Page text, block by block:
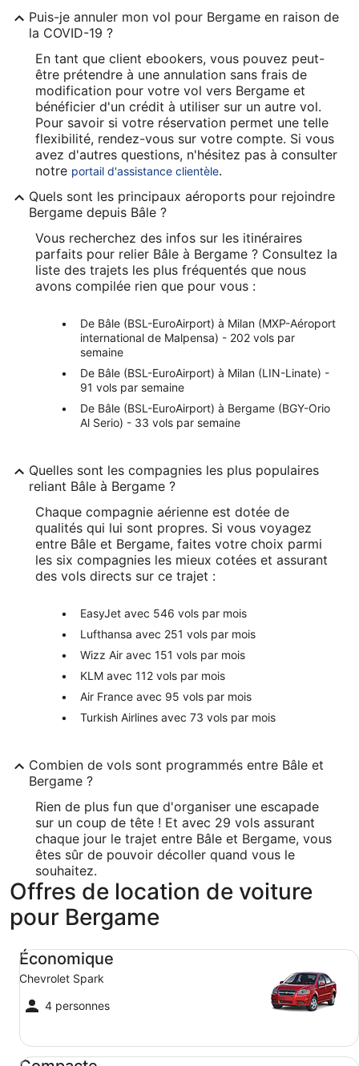
Puis-je annuler mon vol pour Bergame en raison de
la COVID-19 ?
En tant que client ebookers, vous pouvez peut-
être prétendre à une annulation sans frais de
modification pour votre vol vers Bergame et
bénéficier d'un crédit à utiliser sur un autre vol.
Pour savoir si votre réservation permet une telle
flexibilité, rendez-vous sur votre compte. Si vous
avez d'autres questions, n'hésitez pas à consulter
notre portail d'assistance clientèle.
Quels sont les principaux aéroports pour rejoindre
Bergame depuis Bâle ?
Vous recherchez des infos sur les itinéraires
parfaits pour relier Bâle à Bergame ? Consultez la
liste des trajets les plus fréquentés que nous
avons compilée rien que pour vous :
De Bâle (BSL-EuroAirport) à Milan (MXP-Aéroport
international de Malpensa) - 202 vols par
semaine
De Bâle (BSL-EuroAirport) à Milan (LIN-Linate) -
91 vols par semaine
De Bâle (BSL-EuroAirport) à Bergame (BGY-Orio
Al Serio) - 33 vols par semaine
Quelles sont les compagnies les plus populaires
reliant Bâle à Bergame ?
Chaque compagnie aérienne est dotée de
qualités qui lui sont propres. Si vous voyagez
entre Bâle et Bergame, faites votre choix parmi
les six compagnies les mieux cotées et assurant
des vols directs sur ce trajet :
EasyJet avec 546 vols par mois
Lufthansa avec 251 vols par mois
Wizz Air avec 151 vols par mois
KLM avec 112 vols par mois
Air France avec 95 vols par mois
Turkish Airlines avec 73 vols par mois
Combien de vols sont programmés entre Bâle et
Bergame ?
Rien de plus fun que d'organiser une escapade
sur un coup de tête ! Et avec 29 vols assurant
chaque jour le trajet entre Bâle et Bergame, vous
êtes sûr de pouvoir décoller quand vous le
souhaitez.
Offres de location de voiture
pour Bergame
Économique
Chevrolet Spark
4 personnes
Économique Chevrolet Spark
Compacte Ford Focus